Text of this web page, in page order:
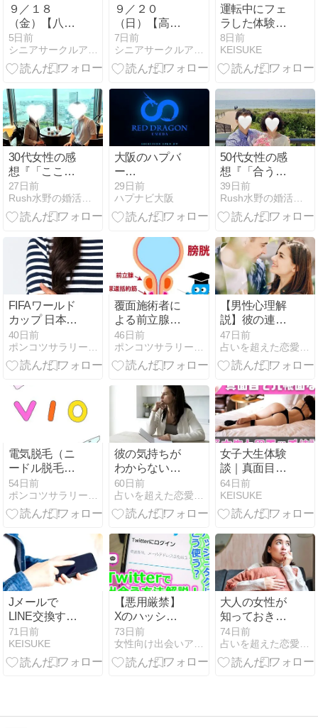
９／１８
（金）【八重
洲】５０歳-６
７歳・シング
ル限定！《 乾
金☆秋恋しよ
♪》おとなの恋
活＆花金交流
会♪
5日前
シニアサークルアイビー
９／２０
（日）【高田
馬場】５０歳
以上・既婚＆
独身OK!《 秋
う！スポーツ
de友活&若活♪
》 アイビーボ
ウリング交流
会♪
7日前
シニアサークルアイビー
運転中にフェ
ラした体験
談、白昼の国
道で彼をイか
せた時の話
8日前
KEISUKE
30代女性の感
想『「ここま
で大切にして
くれる人」と
出会えまし
27日前
Rush水野の婚活ブログ
大阪のハプバ
ー
「REDDRAGON
梅田店」の口
コミや評判を
29日前
ハプナビ大阪
50代女性の感
想『「合う
人」より「話
し合える
人」。価値観
と思えたこ
と』
39日前
Rush水野の婚活ブログ
FIFAワールド
カップ 日本対
ブラジル
40日前
覆面施術者に
よる前立腺マ
ッサージ
46日前
【男性心理解
説】彼の連絡
減った理由を
知り、大人の
恋愛を深める
47日前
電気脱毛（ニ
ードル脱毛）
をしてみた。
54日前
彼の気持ちが
わからないあ
なたへ｜男性
心理を理解し
恋愛を深める
60日前
女子大生体験
談｜真面目で
几帳面なJDと
のエッチ体験
告白
64日前
KEISUKE
Jメールで
LINE交換する
テクニック！
ずばり、5ラ
リーがベスト
71日前
KEISUKE
【悪用厳禁】
Xのハッシュ
タグで出会う
裏ワザ！安全
な垢の作り方
73日前
大人の女性が
知っておきた
い｜好きな人
から連絡こな
い時のスピリ
74日前